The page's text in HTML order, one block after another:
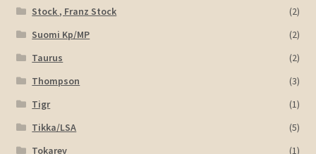
Stock , Franz Stock
(2)
Suomi Kp/MP
(2)
Taurus
(2)
Thompson
(3)
Tigr
(1)
Tikka/LSA
(5)
Tokarev
(1)